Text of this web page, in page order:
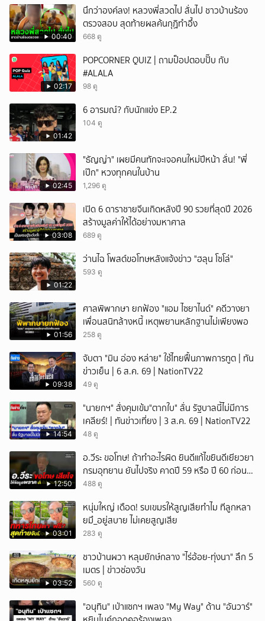
00:40
นึกว่าองค์ลง! หลวงพี่สวดไป สั่นไป ชาวบ้านร้อง
ตรวจสอบ สุดท้ายผลค้นกุฏิทำอึ้ง
668 ดู
02:17
POPCORNER QUIZ | ถามป็อปตอบปั๊บ กับ
#ALALA
98 ดู
01:42
6 อารมณ์? กับนักแข่ง EP.2
104 ดู
02:45
"ธัญญ่า" เผยมีคนทักจะเจอคนใหม่ปีหน้า ลั่น! "พี่
เป๊ก" หวงทุกคนในบ้าน
1,296 ดู
03:08
เปิด 6 ดาราชายจีนเกิดหลังปี 90 รวยที่สุดปี 2026
สร้างมูลค่าให้ได้อย่างมหาศาล
689 ดู
01:22
ว่านไฉ โพสต์ขอโทษหลังแจ้งข่าว "ฮลุน โซโล่"
593 ดู
01:56
ศาลพิพากษา ยกฟ้อง "แอม ไซยาไนด์" คดีวางยา
เพื่อนสนิทล้างหนี้ เหตุพยานหลักฐานไม่เพียงพอ
258 ดู
09:38
จับตา "มิน อ่อง หล่าย" ใช้ไทยฟื้นภาพการทูต | ทัน
ข่าวเย็น | 6 ส.ค. 69 | NationTV22
49 ดู
14:54
"นายกฯ" สั่งคุมเข้ม"ตากใบ" ลั่น รัฐบาลนี้ไม่มีการ
เคลียร์! | ทันข่าวเที่ยง | 3 ส.ค. 69 | NationTV22
48 ดู
12:50
อ.วีระ ขอโทษ! ถ้าทำอะไรผิด ยินดีแก้ไขยินดีเยียวยา
กรมอุทยาน ยันไปจริง คาดปี 59 หรือ ปี 60 ก่อน
ปิดให้พัก
488 ดู
03:01
หนุ่มใหญ่ เดือด! รบเขมรให้สูญเสียทำไม ทีลูกหลา
ยมึ_อยู่สบาย ไม่เคยสูญเสีย
283 ดู
03:52
ชาวบ้านผวา หลุมยักษ์กลาง "ไร่อ้อย-ทุ่งนา" ลึก 5
เมตร | ข่าวช่องวัน
560 ดู
"อนุทิน" เป่าแซกฯ เพลง "My Way" ด้าน "อันวาร์"